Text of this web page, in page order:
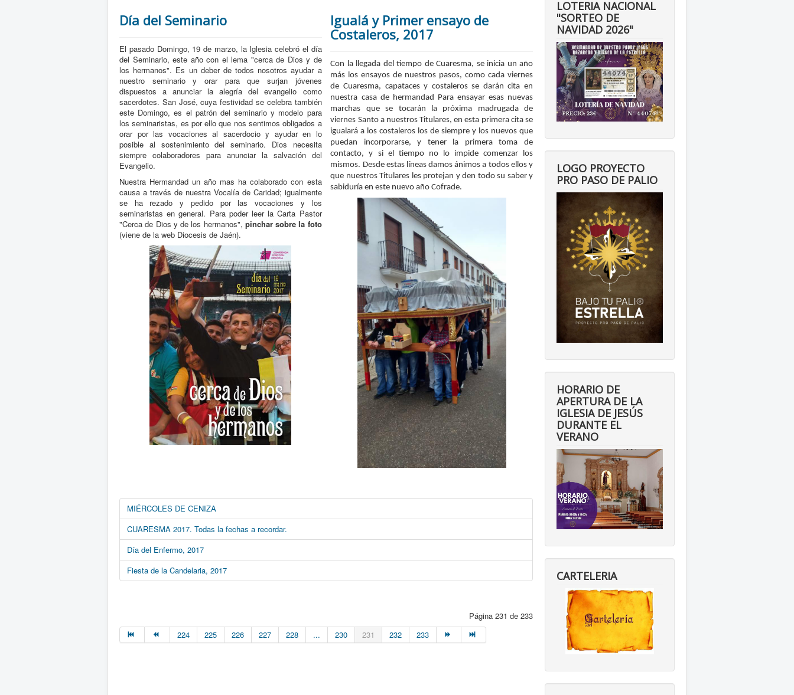
Día del Seminario
El pasado Domingo, 19 de marzo, la Iglesia celebró el día
del Seminario, este año con el lema "cerca de Dios y de
los hermanos". Es un deber de todos nosotros ayudar a
nuestro seminario y orar para que surjan jóvenes
dispuestos a anunciar la alegría del evangelio como
sacerdotes. San José, cuya festividad se celebra también
este Domingo, es el patrón del seminario y modelo para
los seminaristas, es por ello que nos sentimos obligados a
orar por las vocaciones al sacerdocio y ayudar en lo
posible al sostenimiento del seminario. Dios necesita
siempre colaboradores para anunciar la salvación del
Evangelio.
Nuestra Hermandad un año mas ha colaborado con esta
causa a través de nuestra Vocalía de Caridad; igualmente
se ha rezado y pedido por las vocaciones y los
seminaristas en general. Para poder leer la Carta Pastor
"Cerca de Dios y de los hermanos", pinchar sobre la foto
(viene de la web Diocesis de Jaén).
Igualá y Primer ensayo de
Costaleros, 2017
Con la llegada del tiempo de Cuaresma, se inicia un año
más los ensayos de nuestros pasos, como cada viernes
de Cuaresma, capataces y costaleros se darán cita en
nuestra casa de hermandad Para ensayar esas nuevas
marchas que se tocarán la próxima madrugada de
viernes Santo a nuestros Titulares, en esta primera cita se
igualará a los costaleros los de siempre y los nuevos que
puedan incorporarse, y tener la primera toma de
contacto, y si el tiempo no lo impide comenzar los
mismos. Desde estas líneas damos ánimos a todos ellos y
que nuestros Titulares les protejan y den todo su saber y
sabiduría en este nuevo año Cofrade.
MIÉRCOLES DE CENIZA
CUARESMA 2017. Todas la fechas a recordar.
Día del Enfermo, 2017
Fiesta de la Candelaria, 2017
Página 231 de 233
224
225 226 227 228 ... 230 231 232 233
LOTERIA NACIONAL
"SORTEO DE
NAVIDAD 2026"
LOGO PROYECTO
PRO PASO DE PALIO
HORARIO DE
APERTURA DE LA
IGLESIA DE JESÚS
DURANTE EL
VERANO
CARTELERIA